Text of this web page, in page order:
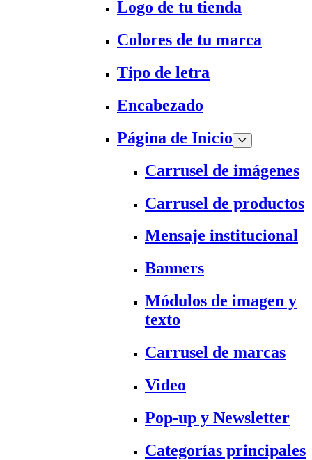
Logo de tu tienda
Colores de tu marca
Tipo de letra
Encabezado
Página de Inicio
Carrusel de imágenes
Carrusel de productos
Mensaje institucional
Banners
Módulos de imagen y
texto
Carrusel de marcas
Video
Pop-up y Newsletter
Categorías principales